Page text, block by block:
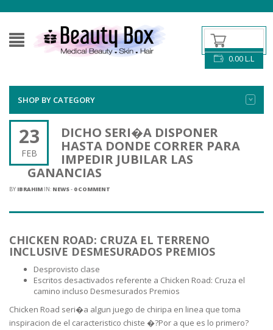
0.00L.L
SHOP BY CATEGORY
23
FEB
DICHO SERI�A DISPONER
HASTA DONDE CORRER PARA
IMPEDIR JUBILAR LAS
GANANCIAS
BY IBRAHIM IN: NEWS- 0 COMMENT
CHICKEN ROAD: CRUZA EL TERRENO
INCLUSIVE DESMESURADOS PREMIOS
Desprovisto clase
Escritos desactivados referente a Chicken Road: Cruza el
camino incluso Desmesurados Premios
Chicken Road seri�a algun juego de chiripa en linea que toma
inspiracion de el caracteristico chiste �?Por a que es lo primero?